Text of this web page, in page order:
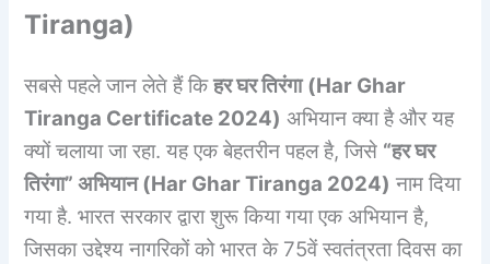
Tiranga)
सबसे पहले जान लेते हैं किहर घर तिरंगा (Har Ghar
Tiranga Certificate 2024) अभियान क्या है और यह
क्यों चलाया जा रहा. यह एक बेहतरीन पहल है, जिसे “हर घर
तिरंगा” अभियान(Har Ghar Tiranga 2024) नाम दिया
गया है. भारत सरकार द्वारा शुरू किया गया एक अभियान है,
जिसका उद्देश्य नागरिकों को भारत के 75वें स्वतंत्रता दिवस का